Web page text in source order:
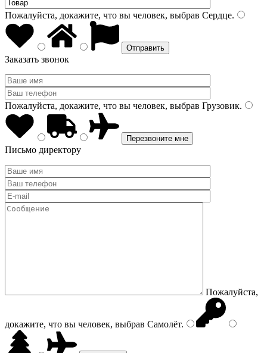
Пожалуйста, докажите, что вы человек, выбрав Сердце.
Заказать звонок
Пожалуйста, докажите, что вы человек, выбрав Грузовик.
Письмо директору
Пожалуйста,
докажите, что вы человек, выбрав Самолёт.